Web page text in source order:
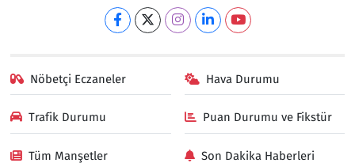
Nöbetçi Eczaneler Hava Durumu
Trafik Durumu Puan Durumu ve Fikstür
Tüm Manşetler Son Dakika Haberleri